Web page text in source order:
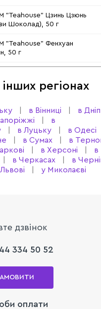
"Teahouse" Цзинь Цзюнь
Шоколад), 50 г
"Teahouse" Фенхуан
50 г
регіонах
в Вінниці в
в
в Луцьку в Одесі
в Сумах в
в Херсоні
в
в Черкасах
в
у Миколаєві
дзвінок
334 50 52
оплати